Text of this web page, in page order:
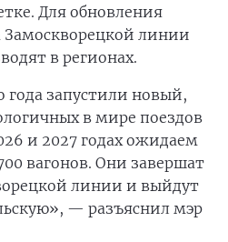
Для обновления
Замоскворецкой линии
в регионах.
года запустили новый,
в мире поездов
и 2027 годах ожидаем
вагонов. Они завершат
линии и выйдут
— разъяснил мэр